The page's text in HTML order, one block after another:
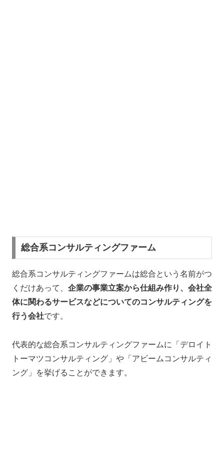
総合系コンサルティングファーム
総合系コンサルティングファームは総合という名前がつ
くだけあって、 企業の事業立案から仕組み作り、会社全
体に関わるサービスなどについてのコンサルティングを
行う会社です。
代表的な総合系コンサルティングファームに「デロイト
トーマツコンサルティング」や「アビームコンサルティ
ング」を挙げることができます。